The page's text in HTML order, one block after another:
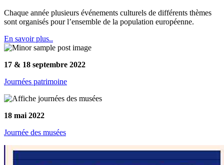
Chaque année plusieurs événements culturels de différents thèmes
sont organisés pour l’ensemble de la population européenne.
En savoir plus..
17 & 18 septembre 2022
Journées patrimoine
18 mai 2022
Journée des musées